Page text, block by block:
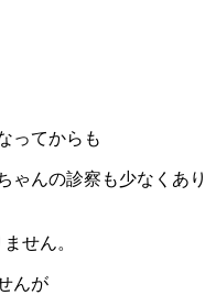
ってからも
ゃんの診察も少なくあり
せん。
んが